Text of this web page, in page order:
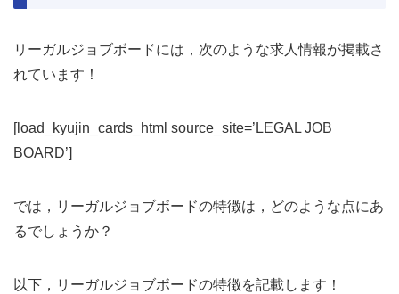
リーガルジョブボードには，次のような求人情報が掲載さ
れています！
[load_kyujin_cards_html source_site=’LEGAL JOB
BOARD’]
では，リーガルジョブボードの特徴は，どのような点にあ
るでしょうか？
以下，リーガルジョブボードの特徴を記載します！